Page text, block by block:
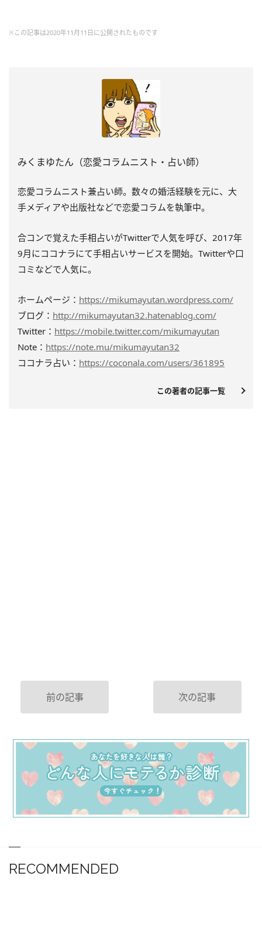
※この記事は2020年11月11日に公開されたものです
みくまゆたん（恋愛コラムニスト・占い師）
恋愛コラムニスト兼占い師。数々の婚活経験を元に、大
手メディアや出版社などで恋愛コラムを執筆中。
合コンで覚えた手相占いがTwitterで人気を呼び、2017年
9月にココナラにて手相占いサービスを開始。Twitterや口
コミなどで人気に。
ホームページ： https://mikumayutan.wordpress.com/
ブログ： http://mikumayutan32.hatenablog.com/
Twitter： https://mobile.twitter.com/mikumayutan
Note： https://note.mu/mikumayutan32
ココナラ占い： https://coconala.com/users/361895
この著者の記事一覧
前の記事 次の記事
RECOMMENDED